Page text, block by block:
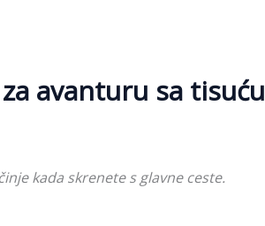
avanturu sa tisuću
kada skrenete s glavne ceste.